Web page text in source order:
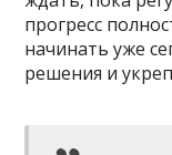
прогресс
начинать уже
решения и